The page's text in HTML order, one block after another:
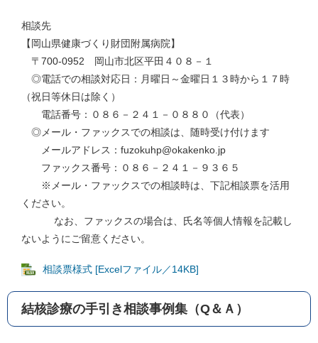
相談先
【岡山県健康づくり財団附属病院】
〒700-0952 岡山市北区平田４０８－１
◎電話での相談対応日：月曜日～金曜日１３時から１７時
（祝日等休日は除く）
電話番号：０８６－２４１－０８８０（代表）
◎メール・ファックスでの相談は、随時受け付けます
メールアドレス：fuzokuhp@okakenko.jp
ファックス番号：０８６－２４１－９３６５
※メール・ファックスでの相談時は、下記相談票を活用
ください。
なお、ファックスの場合は、氏名等個人情報を記載し
ないようにご留意ください。
相談票様式 [Excelファイル／14KB]
結核診療の手引き相談事例集（Q＆Ａ）